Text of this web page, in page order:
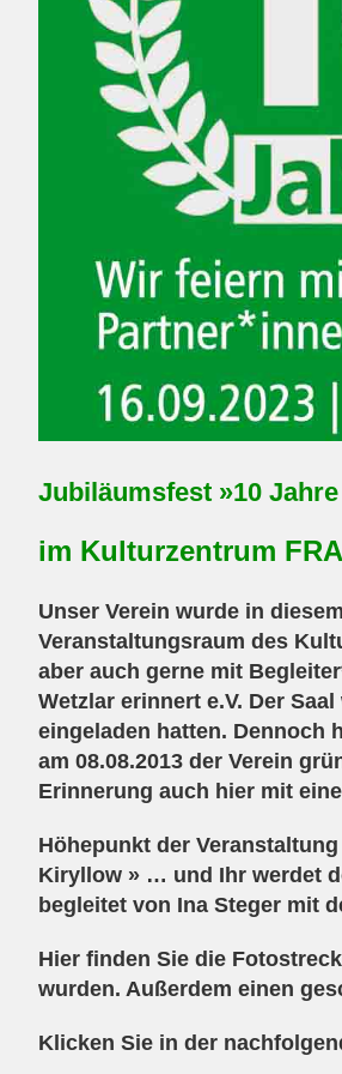
Jubiläumsfest »10
im Kulturzentrum
Unser Verein wurde in
Veranstaltungsraum des
aber auch gerne mit
Wetzlar erinnert e.V. Der
eingeladen hatten. Dennoch
am 08.08.2013 der Verein
Erinnerung auch hier mit
Höhepunkt der
Kiryllow » … und Ihr werdet
begleitet von Ina Steger mit
Hier finden Sie die
wurden. Außerdem einen
Klicken Sie in der